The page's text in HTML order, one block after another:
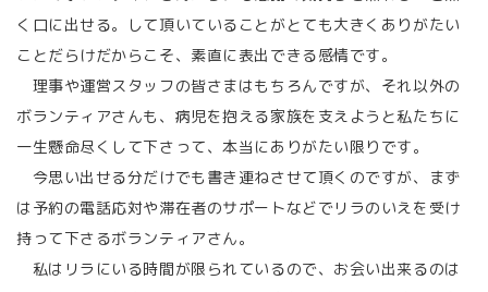
く口に出せる。して頂いていることがとても大きくありがたい
ことだらけだからこそ、素直に表出できる感情です。
理事や運営スタッフの皆さまはもちろんですが、それ以外の
ボランティアさんも、病児を抱える家族を支えようと私たちに
一生懸命尽くして下さって、本当にありがたい限りです。
今思い出せる分だけでも書き連ねさせて頂くのですが、まず
は予約の電話応対や滞在者のサポートなどでリラのいえを受け
持って下さるボランティアさん。
私はリラにいる時間が限られているので、お会い出来るのは